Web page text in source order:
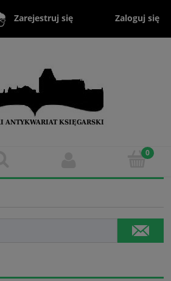
Zarejestruj się Zaloguj się